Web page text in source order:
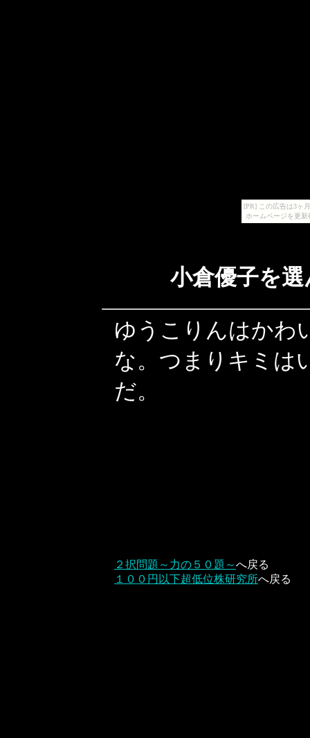
[PR] この広告は3ヶ
ホームページを更
小倉優子を
ゆうこりんはかわ
な。つまりキミは
だ。
２択問題～力の５０題～へ戻る
１００円以下超低位株研究所へ戻る